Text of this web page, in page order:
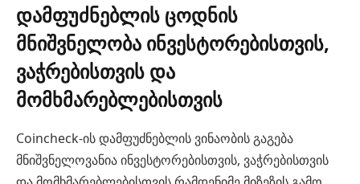
დამფუძნებლის ცოდნის
მნიშვნელობა ინვესტორებისთვის,
ვაჭრებისთვის და
მომხმარებლებისთვის
Coincheck-ის დამფუძნებლის ვინაობის გაგება
მნიშვნელოვანია ინვესტორებისთვის, ვაჭრებისთვის